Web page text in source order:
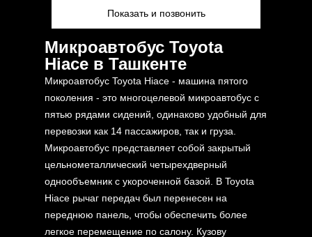
Показать и позвонить
Микроавтобус Toyota
Hiace в Ташкенте
Микроавтобус Toyota Hiace - машина пятого
поколения - это многоцелевой микроавтобус с
пятью рядами сидений, одинаково удобный для
перевозки как 14 пассажиров, так и груза.
Микроавтобус представляет собой закрытый
цельнометаллический четырехдверный
однообъемник с укороченной базой. В Toyota
Hiace рычаг передач был перенесен на
переднюю панель, чтобы обеспечить более
легкое перемещение по салону. Кузову